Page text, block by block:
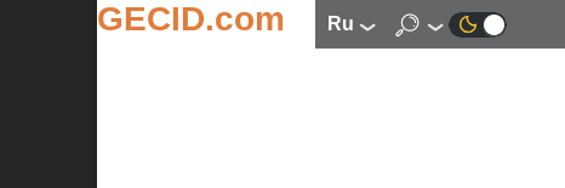
GECID.com ru